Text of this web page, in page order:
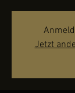
Jetzt